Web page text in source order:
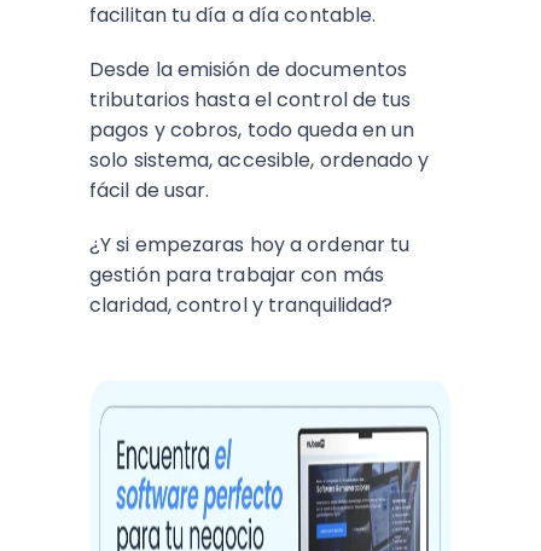
facilitan tu día a día contable.
Desde la emisión de documentos
tributarios hasta el control de tus
pagos y cobros, todo queda en un
solo sistema, accesible, ordenado y
fácil de usar.
¿Y si empezaras hoy a ordenar tu
gestión para trabajar con más
claridad, control y tranquilidad?